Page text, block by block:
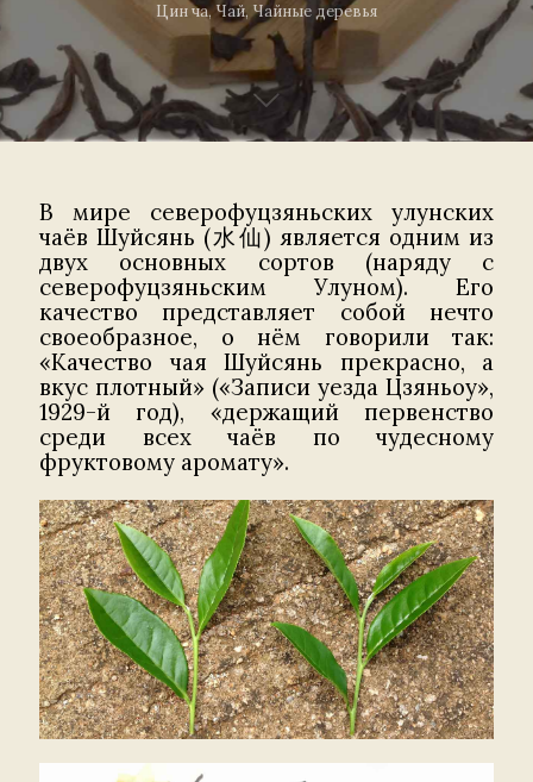
Цин ча,Чай, Чайные деревья
В мире северофуцзяньских улунских
чаёв Шуйсянь (水仙) является одним из
двух основных сортов (наряду с
северофуцзяньским Улуном). Его
качество представляет собой нечто
своеобразное, о нём говорили так:
«Качество чая Шуйсянь прекрасно, а
вкус плотный» («Записи уезда Цзяньоу»,
1929-й год), «держащий первенство
среди всех чаёв по чудесному
фруктовому аромату».